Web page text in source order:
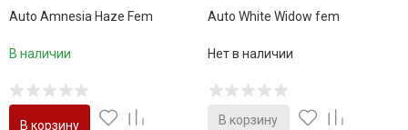
Auto Amnesia Haze Fem
В наличии
В корзину
Auto White Widow fem
Нет в наличии
В корзину